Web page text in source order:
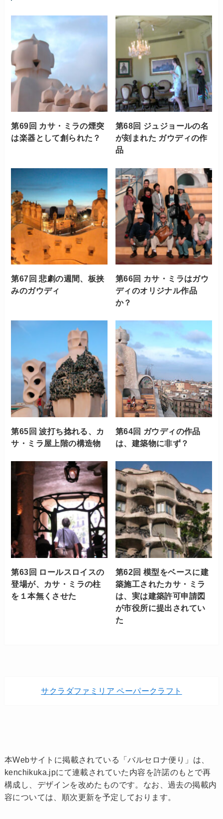
第69回 カサ・ミラの煙突
は楽器として創られた？
第68回 ジュジョールの名
が刻まれた ガウディの作
品
第67回 悲劇の週間、板挟
みのガウディ
第66回 カサ・ミラはガウ
ディのオリジナル作品
か？
第65回 波打ち捻れる、カ
サ・ミラ屋上階の構造物
第64回 ガウディの作品
は、建築物に非ず？
第63回 ロールスロイスの
登場が、カサ・ミラの柱
を１本無くさせた
第62回 模型をベースに建
築施工されたカサ・ミラ
は、実は建築許可申請図
が市役所に提出されてい
た
サクラダファミリア ペーパークラフト
本Webサイトに掲載されている「バルセロナ便り」は、
kenchikuka.jpにて連載されていた内容を許諾のもとで再
構成し、デザインを改めたものです。なお、過去の掲載内
容については、順次更新を予定しております。